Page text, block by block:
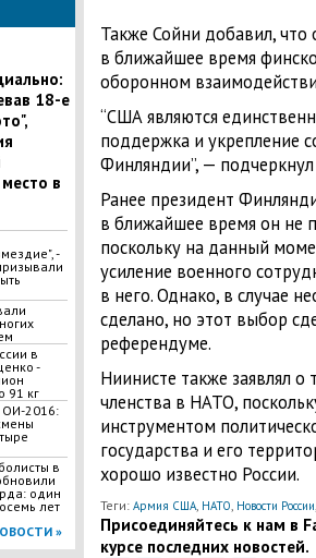
18-е
в
-
в
-
91 кг
ОИ-2016:
в
один
лет
»
Также Сойни добавил, что
в ближайшее время
оборонном
“США являются
поддержка и укрепление
Финляндии”, —
Ранее президент
в ближайшее время он не
поскольку на данный
усиление военного
в него. Однако, в случае
сделано, но этот выбор
референдуме.
Ниинисте также заявлял о
членства в НАТО,
инструментом
государства и его
хорошо известно России.
Теги: Армия США, НАТО Новости России
Присоединяйтесь к нам в
курсе последних новостей.